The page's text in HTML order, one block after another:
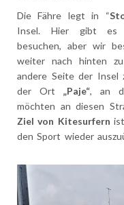
Die Fähre legt in “
Insel. Hier gibt
besuchen, aber wir
weiter nach hinten
andere Seite der Insel
der Ort „Paje“, an
möchten an diesen
Ziel von Kitesurfern
den Sport wieder